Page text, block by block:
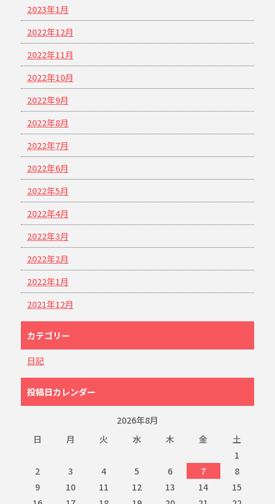
2023年1月
2022年12月
2022年11月
2022年10月
2022年9月
2022年8月
2022年7月
2022年6月
2022年5月
2022年4月
2022年3月
2022年2月
2022年1月
2021年12月
カテゴリー
日記
投稿日カレンダー
2026年8月
日
月 火 水 木 金
土
1
2
3 4 5 6 7
8
9
10 11 12 13 14
15